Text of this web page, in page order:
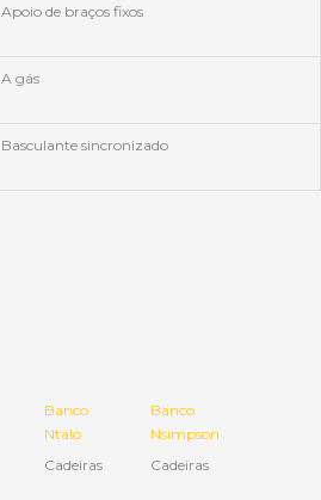
Apoio de braços fixos
A gás
Basculante sincronizado
Banco
Ntalo
Cadeiras
Banco
Nsimpson
Cadeiras